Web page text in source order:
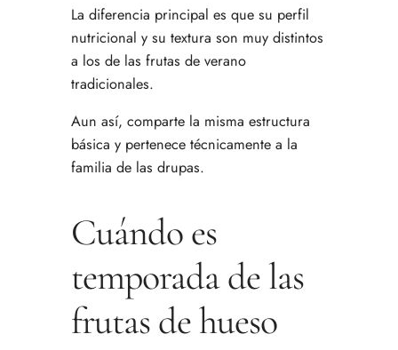
La diferencia principal es que su perfil
nutricional y su textura son muy distintos
a los de las frutas de verano
tradicionales.
Aun así, comparte la misma estructura
básica y pertenece técnicamente a la
familia de las drupas.
Cuándo es
temporada de las
frutas de hueso